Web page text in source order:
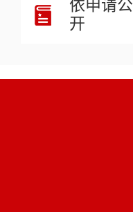
依申请公
开